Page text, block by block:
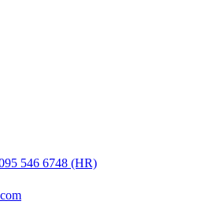
546 6748 (HR)